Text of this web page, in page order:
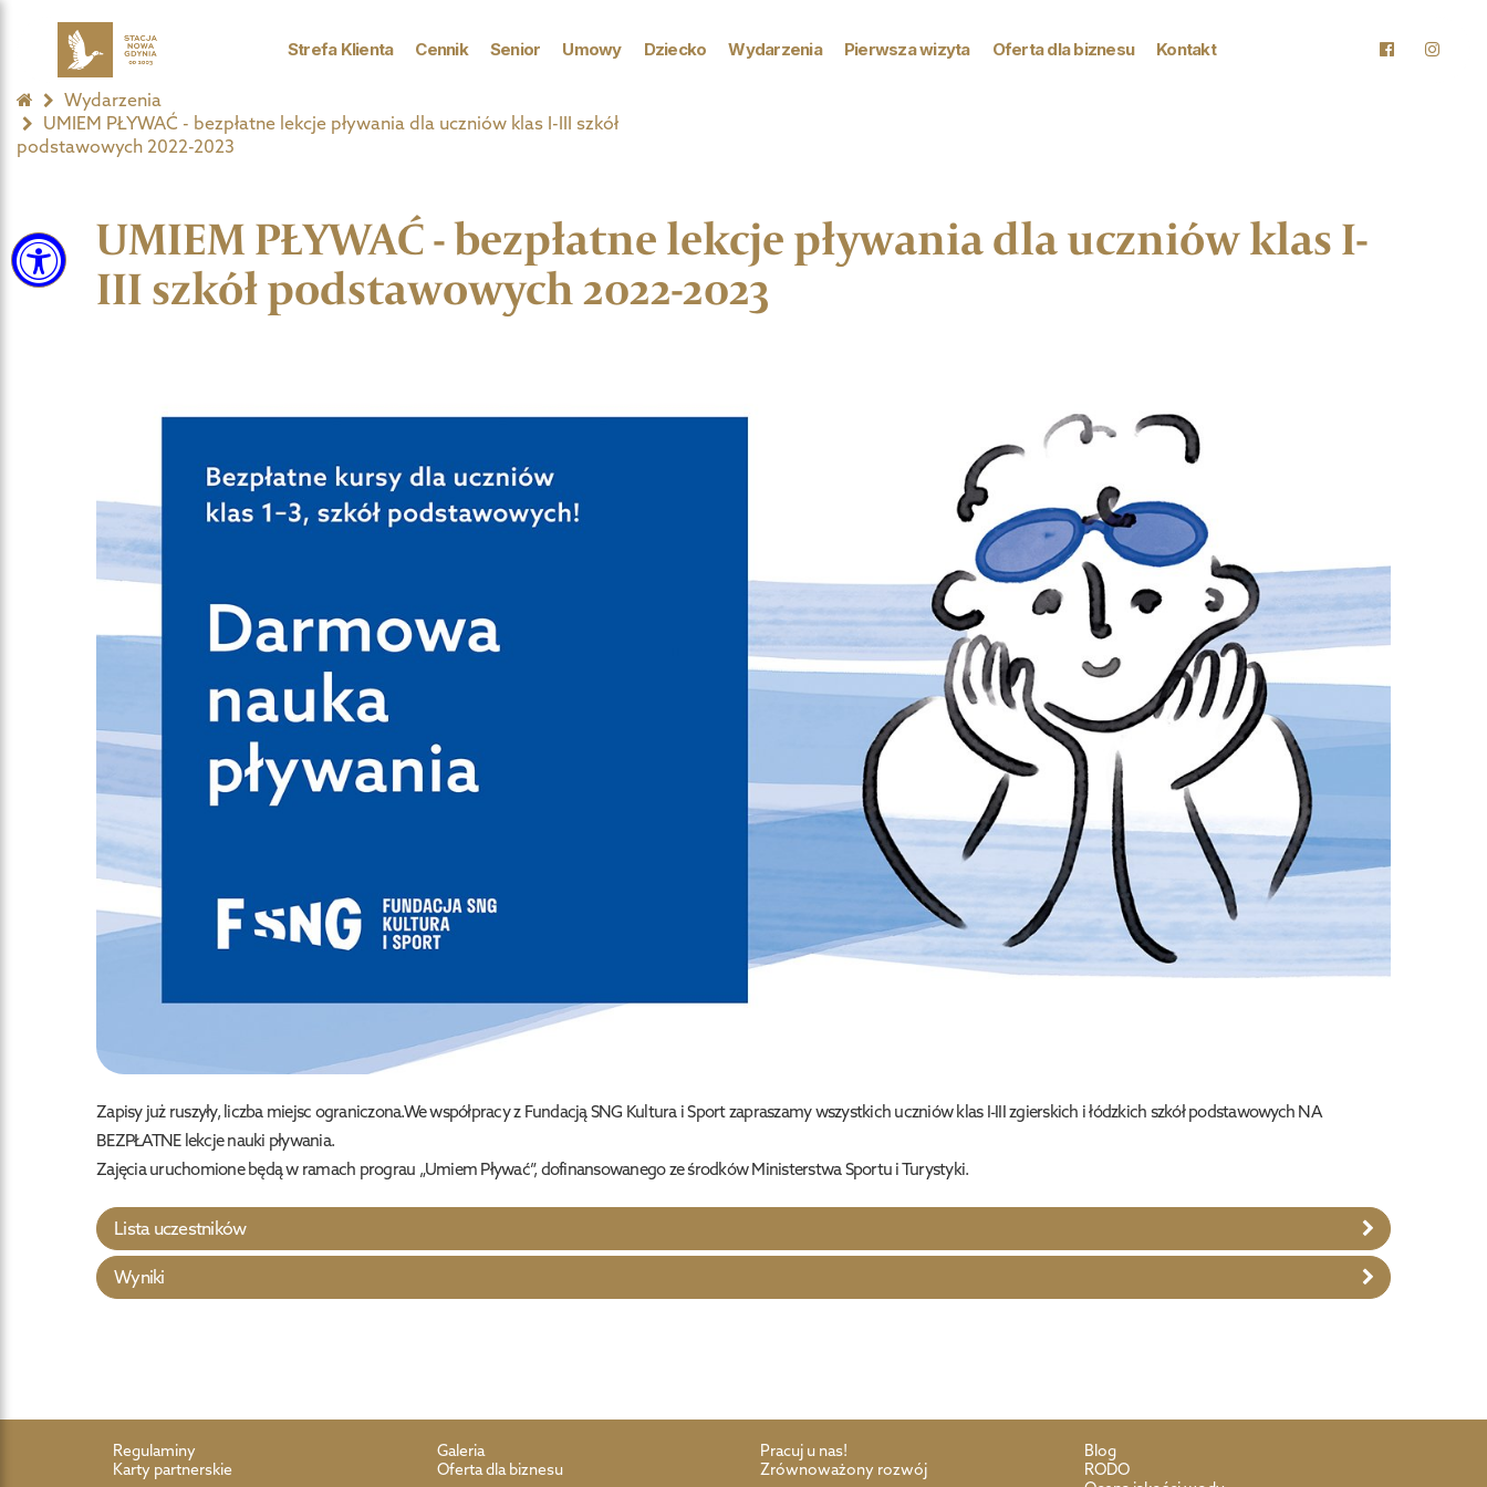
Strefa Klienta Cennik Senior Umowy Dziecko Wydarzenia Pierwsza wizyta Oferta dla biznesu Kontakt
Wydarzenia
UMIEM PŁYWAĆ - bezpłatne lekcje pływania dla uczniów klas I-III szkół
podstawowych 2022-2023
UMIEM PŁYWAĆ - bezpłatne lekcje pływania dla uczniów klas I-
III szkół podstawowych 2022-2023
Zapisy już ruszyły, liczba miejsc ograniczona.We współpracy z Fundacją SNG Kultura i Sport zapraszamy wszystkich uczniów klas I-III zgierskich i łódzkich szkół podstawowych NA
BEZPŁATNE lekcje nauki pływania.
Zajęcia uruchomione będą w ramach prograu „Umiem Pływać”, dofinansowanego ze środków Ministerstwa Sportu i Turystyki.
Lista uczestników
Wyniki
Regulaminy
Karty partnerskie
Galeria
Oferta dla biznesu
Pracuj u nas!
Zrównoważony rozwój
Blog
RODO